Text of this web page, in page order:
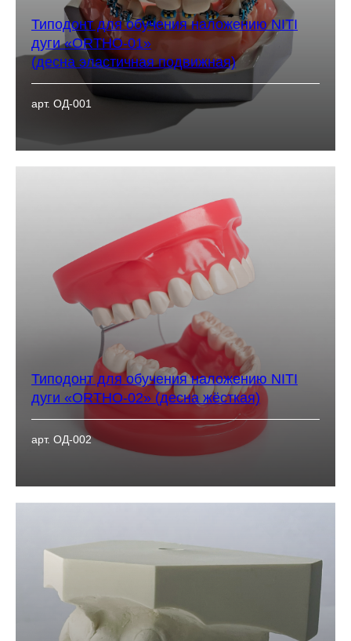
Типодонт для обучения наложению NITI
дуги «ORTHO-01»
(десна эластичная подвижная)
арт. ОД-001
Типодонт для обучения наложению NITI
дуги «ORTHO-02» (десна жёсткая)
арт. ОД-002